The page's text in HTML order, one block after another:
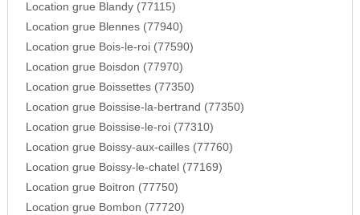
Location grue Blandy (77115)
Location grue Blennes (77940)
Location grue Bois-le-roi (77590)
Location grue Boisdon (77970)
Location grue Boissettes (77350)
Location grue Boissise-la-bertrand (77350)
Location grue Boissise-le-roi (77310)
Location grue Boissy-aux-cailles (77760)
Location grue Boissy-le-chatel (77169)
Location grue Boitron (77750)
Location grue Bombon (77720)